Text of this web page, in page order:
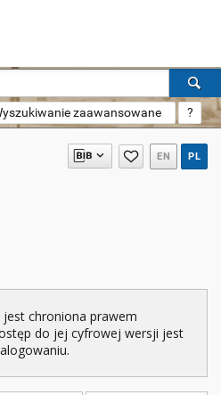
zaawansowane ?
EN PL
jest chroniona prawem
do jej cyfrowej wersji jest